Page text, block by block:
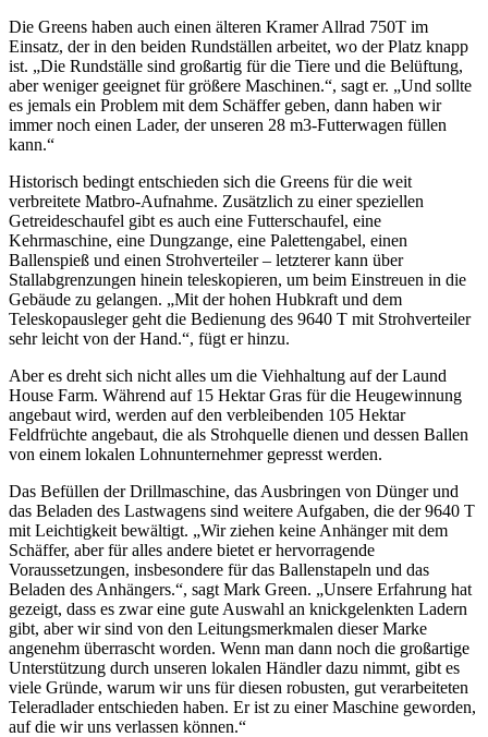
Die Greens haben auch einen älteren Kramer Allrad 750T im
Einsatz, der in den beiden Rundställen arbeitet, wo der Platz knapp
ist. „Die Rundställe sind großartig für die Tiere und die Belüftung,
aber weniger geeignet für größere Maschinen.“, sagt er. „Und sollte
es jemals ein Problem mit dem Schäffer geben, dann haben wir
immer noch einen Lader, der unseren 28 m3-Futterwagen füllen
kann.“
Historisch bedingt entschieden sich die Greens für die weit
verbreitete Matbro-Aufnahme. Zusätzlich zu einer speziellen
Getreideschaufel gibt es auch eine Futterschaufel, eine
Kehrmaschine, eine Dungzange, eine Palettengabel, einen
Ballenspieß und einen Strohverteiler – letzterer kann über
Stallabgrenzungen hinein teleskopieren, um beim Einstreuen in die
Gebäude zu gelangen. „Mit der hohen Hubkraft und dem
Teleskopausleger geht die Bedienung des 9640 T mit Strohverteiler
sehr leicht von der Hand.“, fügt er hinzu.
Aber es dreht sich nicht alles um die Viehhaltung auf der Laund
House Farm. Während auf 15 Hektar Gras für die Heugewinnung
angebaut wird, werden auf den verbleibenden 105 Hektar
Feldfrüchte angebaut, die als Strohquelle dienen und dessen Ballen
von einem lokalen Lohnunternehmer gepresst werden.
Das Befüllen der Drillmaschine, das Ausbringen von Dünger und
das Beladen des Lastwagens sind weitere Aufgaben, die der 9640 T
mit Leichtigkeit bewältigt. „Wir ziehen keine Anhänger mit dem
Schäffer, aber für alles andere bietet er hervorragende
Voraussetzungen, insbesondere für das Ballenstapeln und das
Beladen des Anhängers.“, sagt Mark Green. „Unsere Erfahrung hat
gezeigt, dass es zwar eine gute Auswahl an knickgelenkten Ladern
gibt, aber wir sind von den Leitungsmerkmalen dieser Marke
angenehm überrascht worden. Wenn man dann noch die großartige
Unterstützung durch unseren lokalen Händler dazu nimmt, gibt es
viele Gründe, warum wir uns für diesen robusten, gut verarbeiteten
Teleradlader entschieden haben. Er ist zu einer Maschine geworden,
auf die wir uns verlassen können.“